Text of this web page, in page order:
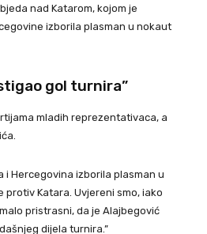
nad Katarom, kojom je
izborila plasman u nokaut
gol turnira”
mladih reprezentativaca, a
i Hercegovina izborila plasman u
Katara. Uvjereni smo, iako
pristrasni, da je Alajbegović
dijela turnira.”